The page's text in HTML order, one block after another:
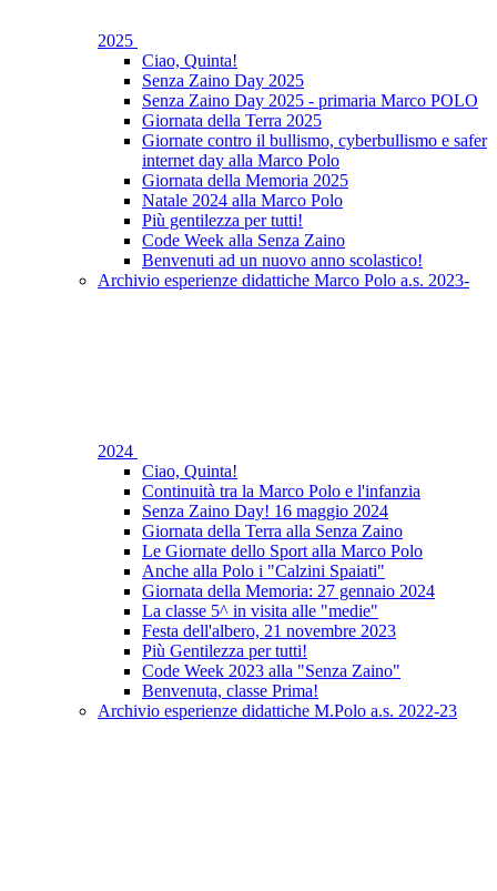
2025
Ciao, Quinta!
Senza Zaino Day 2025
Senza Zaino Day 2025 - primaria Marco POLO
Giornata della Terra 2025
Giornate contro il bullismo, cyberbullismo e safer
internet day alla Marco Polo
Giornata della Memoria 2025
Natale 2024 alla Marco Polo
Più gentilezza per tutti!
Code Week alla Senza Zaino
Benvenuti ad un nuovo anno scolastico!
Archivio esperienze didattiche Marco Polo a.s. 2023-
2024
Ciao, Quinta!
Continuità tra la Marco Polo e l'infanzia
Senza Zaino Day! 16 maggio 2024
Giornata della Terra alla Senza Zaino
Le Giornate dello Sport alla Marco Polo
Anche alla Polo i "Calzini Spaiati"
Giornata della Memoria: 27 gennaio 2024
La classe 5^ in visita alle "medie"
Festa dell'albero, 21 novembre 2023
Più Gentilezza per tutti!
Code Week 2023 alla "Senza Zaino"
Benvenuta, classe Prima!
Archivio esperienze didattiche M.Polo a.s. 2022-23